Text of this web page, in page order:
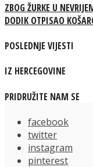
ZBOG ŽURKE U
DODIK OTPISAO
POSLEDNJE VIJESTI
IZ HERCEGOVINE
PRIDRUŽITE NAM SE
facebook
twitter
instagram
pinterest